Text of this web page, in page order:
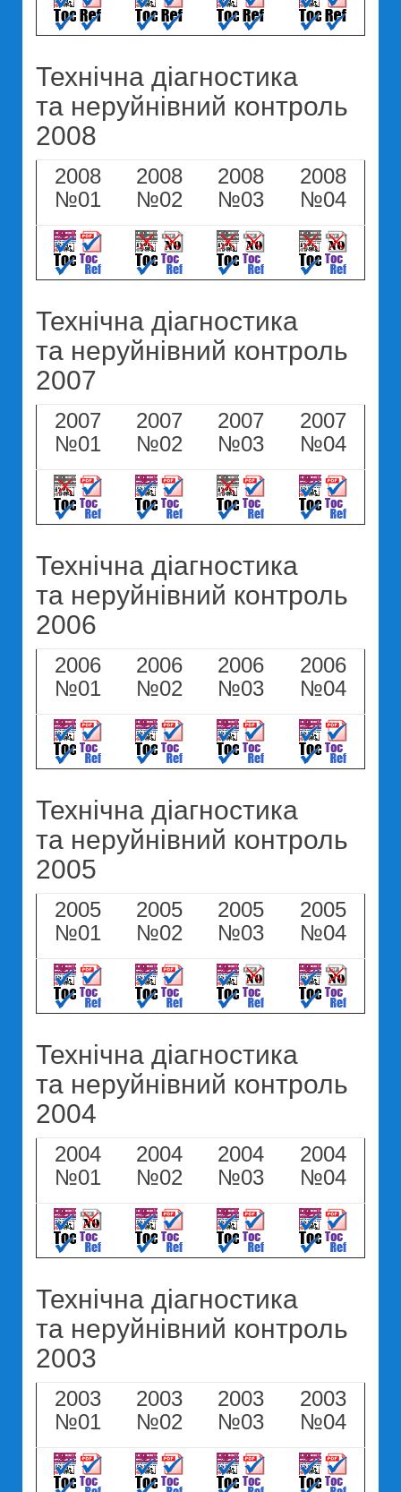
Технічна діагностика
та неруйнівний контроль
2008
2008
№01
2008
№02
2008
№03
2008
№04
Технічна діагностика
та неруйнівний контроль
2007
2007
№01
2007
№02
2007
№03
2007
№04
Технічна діагностика
та неруйнівний контроль
2006
2006
№01
2006
№02
2006
№03
2006
№04
Технічна діагностика
та неруйнівний контроль
2005
2005
№01
2005
№02
2005
№03
2005
№04
Технічна діагностика
та неруйнівний контроль
2004
2004
№01
2004
№02
2004
№03
2004
№04
Технічна діагностика
та неруйнівний контроль
2003
2003
№01
2003
№02
2003
№03
2003
№04